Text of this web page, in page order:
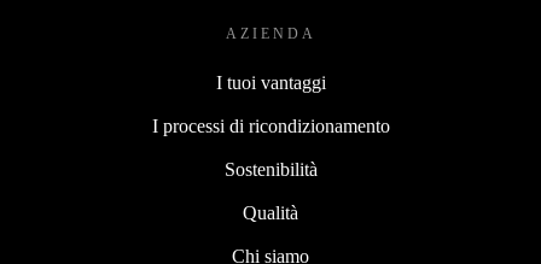
AZIENDA
I tuoi vantaggi
I processi di ricondizionamento
Sostenibilità
Qualità
Chi siamo